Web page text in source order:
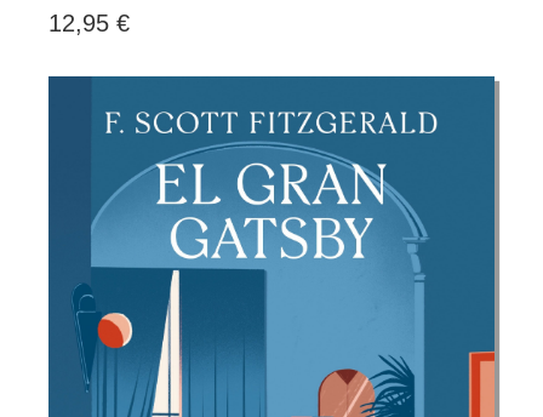
12,95 €